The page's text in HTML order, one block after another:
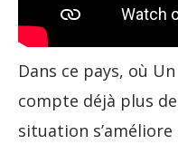
Dans ce pays, où
compte déjà plus
situation